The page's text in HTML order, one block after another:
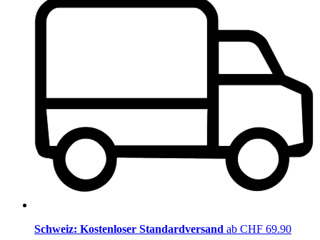
Schweiz: Kostenloser Standardversand ab CHF 69.90